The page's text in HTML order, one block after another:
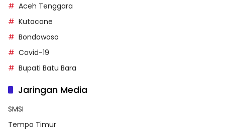
Aceh Tenggara
Kutacane
Bondowoso
Covid-19
Bupati Batu Bara
Jaringan Media
SMSI
Tempo Timur